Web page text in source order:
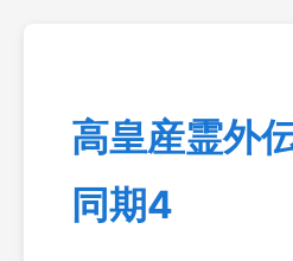
高皇産霊外
同期4